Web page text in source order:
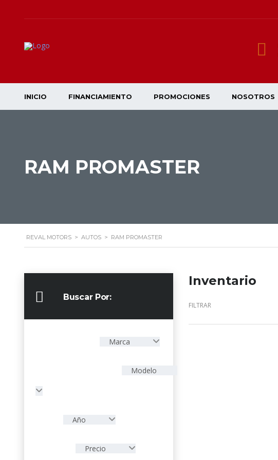
INICIO FINANCIAMIENTO PROMOCIONES NOSOTROS
RAM PROMASTER
REVAL MOTORS > AUTOS > RAM PROMASTER
Buscar Por:
Marca
Modelo
Año
Precio
Inventario
FILTRAR